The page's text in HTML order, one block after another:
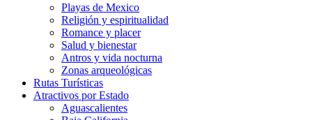
Playas de Mexico
Religión y espiritualidad
Romance y placer
Salud y bienestar
Antros y vida nocturna
Zonas arqueológicas
Rutas Turísticas
Atractivos por Estado
Aguascalientes